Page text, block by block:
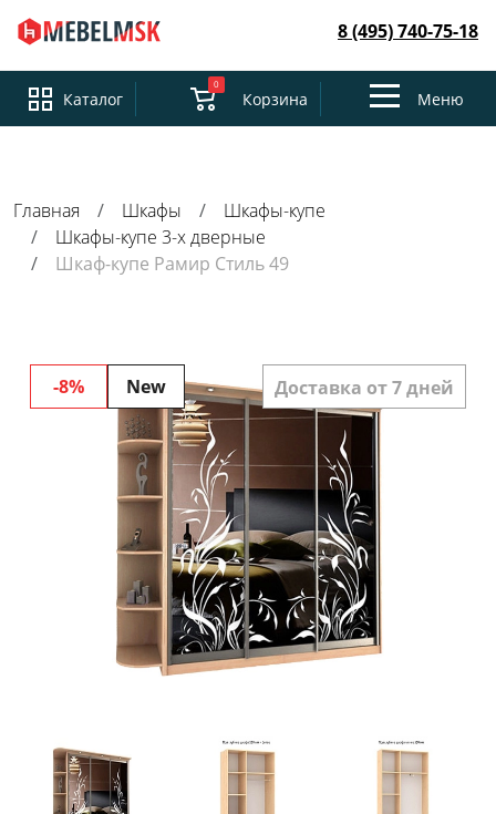
8 (495) 740-75-18
Каталог
0
Корзина
ToggleМеню
Главная Шкафы
Шкафы-купе
Шкафы-купе 3-х дверные
Шкаф-купе Рамир Стиль 49
-8% New Доставка от 7 дней